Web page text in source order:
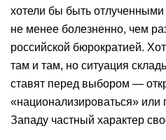
хотели бы быть отлученными
не менее болезненно, чем
российской бюрократией.
там и там, но ситуация
ставят перед выбором —
«национализироваться» или
Западу частный характер